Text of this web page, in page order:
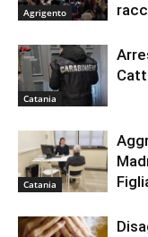
Agrigento
Catania
Catania